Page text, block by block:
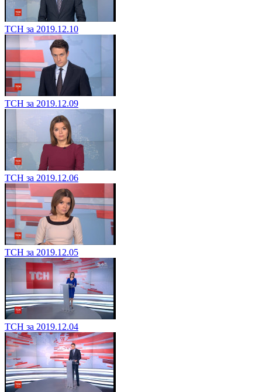
ТСН за 2019.12.10
ТСН за 2019.12.09
ТСН за 2019.12.06
ТСН за 2019.12.05
ТСН за 2019.12.04